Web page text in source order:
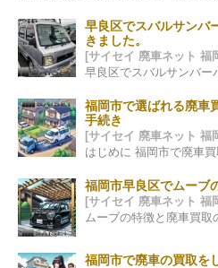
早良区でスバルサンバ
きました。
[サイセイ 廃車ネット 福
福岡市で選ばれる廃車
手続き
[サイセイ 廃車ネット 福
福岡市早良区でムーブ
[サイセイ 廃車ネット 福
福岡市で廃車の買取を